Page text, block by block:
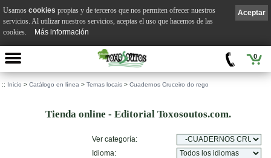
0
:: Inicio > Catálogo en línea > Temas locais > Cuadernos Cruceiro do rego
Tienda online - Editorial Toxosoutos.com.
Ver categoría:
Idioma:
Aceptar
Usamos cookies propias y de terceros que nos permiten ofrecer nuestros
servicios. Al utilizar nuestros servicios, aceptas el uso que hacemos de las
cookies.
Más información